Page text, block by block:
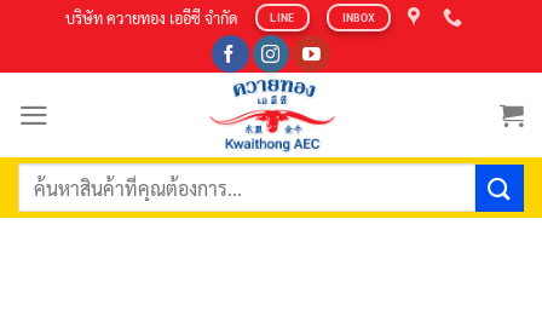
content
บริษัท ควายทอง เออีซี จำกัด LINE INBOX
ค้นหา: